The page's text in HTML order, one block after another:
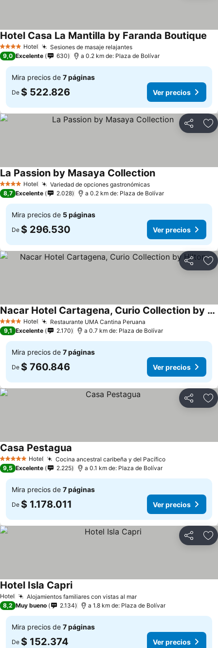
4 EstrellasHotel Sesiones de masaje relajantes
Hotel Casa La Mantilla by Faranda Boutique
9,0 Excelente 630 a 0.2 km de: Plaza de Bolívar
Mira precios de 7 páginas
De $ 522.826 Ver precios
Compartir
4 EstrellasHotel Variedad de opciones gastronómicas
La Passion by Masaya Collection
8,7 Excelente 2.028 a 0.2 km de: Plaza de Bolívar
Mira precios de 5 páginas
De $ 296.530 Ver precios
Compartir
4 EstrellasHotel Restaurante UMA Cantina Peruana
Nacar Hotel Cartagena, Curio Collection by Hilton
9,1 Excelente 2.170 a 0.7 km de: Plaza de Bolívar
Mira precios de 7 páginas
De $ 760.846 Ver precios
Compartir
5 Estrellas Hotel Cocina ancestral caribeña y del Pacífico
Casa Pestagua
9,5 Excelente 2.225 a 0.1 km de: Plaza de Bolívar
Mira precios de 7 páginas
De $ 1.178.011 Ver precios
Compartir
Hotel Alojamientos familiares con vistas al mar
Hotel Isla Capri
8,2 Muy bueno 2.134 a 1.8 km de: Plaza de Bolívar
Mira precios de 7 páginas
De $ 152.374 Ver precios